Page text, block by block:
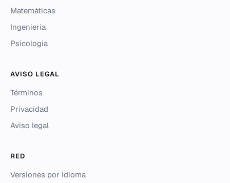
Matemáticas
Ingeniería
Psicología
AVISO LEGAL
Términos
Privacidad
Aviso legal
RED
Versiones por idioma